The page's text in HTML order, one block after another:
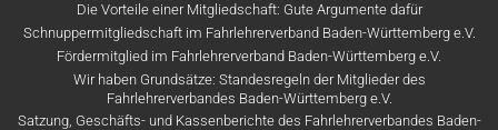
Die Vorteile einer Mitgliedschaft: Gute Argumente dafür
Schnuppermitgliedschaft im Fahrlehrerverband Baden-Württemberg e.V.
Fördermitglied im Fahrlehrerverband Baden-Württemberg e.V.
Wir haben Grundsätze: Standesregeln der Mitglieder des
Fahrlehrerverbandes Baden-Württemberg e.V.
Satzung, Geschäfts- und Kassenberichte des Fahrlehrerverbandes Baden-